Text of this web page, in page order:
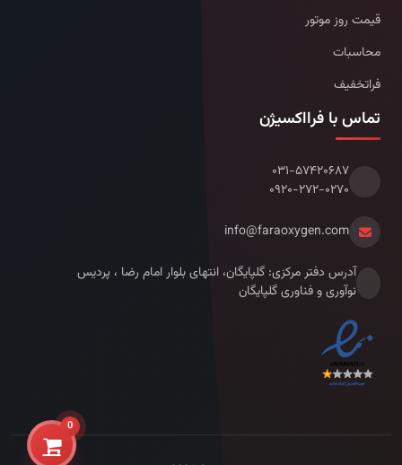
قیمت روز موتور
محاسبات
فراتخفیف
تماس با فرااکسیژن
۰۳۱-۵۷۴۲۰۶۸۷
۰۹۲۰-۲۷۲-۰۲۷۰
info@faraoxygen.com
آدرس دفتر مرکزی: گلپایگان، انتهای بلوار امام رضا ، پردیس
نوآوری و فناوری گلپایگان
0